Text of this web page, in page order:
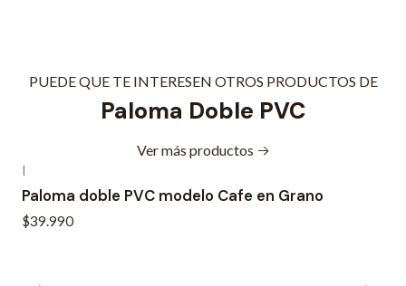
PUEDE QUE TE INTERESEN OTROS PRODUCTOS DE
Paloma Doble PVC
Ver más productos
|
Paloma doble PVC modelo Cafe en Grano
$39.990